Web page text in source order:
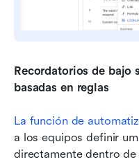
Recordatorios de
basadas en reglas
La función de
a los equipos definir
directamente dentro